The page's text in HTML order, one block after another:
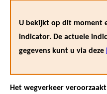
U bekijkt op dit moment
indicator. De actuele
gegevens kunt u via deze
Het wegverkeer